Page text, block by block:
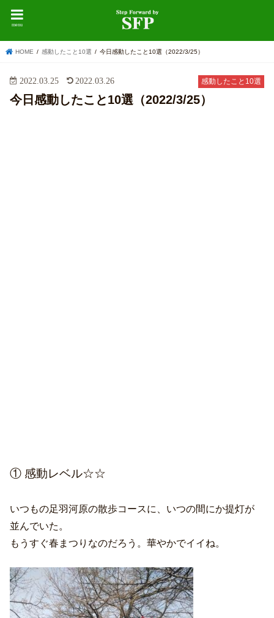
menu
HOME 感動したこと10選 今日感動したこと10選（2022/3/25）
感動したこと10選
2022.03.25 2022.03.26
今日感動したこと10選（2022/3/25）
① 感動レベル☆☆
いつもの足羽河原の散歩コースに、いつの間にか提灯が
並んでいた。
もうすぐ春まつりなのだろう。華やかでイイね。